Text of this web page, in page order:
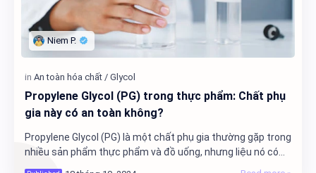
Propylene Glycol (PG) trong thực phẩm: Chất phụ
gia này có an toàn không?
Propylene Glycol (PG) là một chất phụ gia thường gặp trong
nhiều sản phẩm thực phẩm và đồ uống, nhưng liệu nó có
an toàn cho sức khỏe? Hãy cùng tìm …